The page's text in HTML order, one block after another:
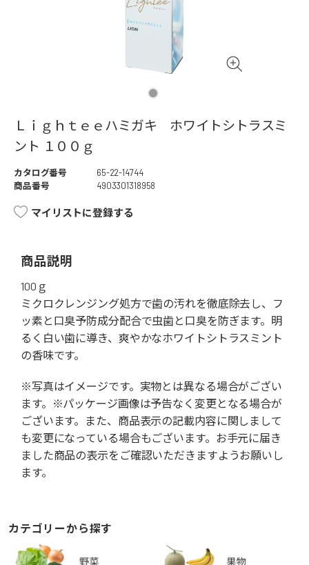
Ｌｉｇｈｔｅｅハミガキ ホワイトシトラスミ
ント １００ｇ
カタログ番号
65-22-14744
商品番号
4903301318958
マイリストに登録する
商品説明
100ｇ
ミクロクレンジング処方で歯の汚れを徹底除去し、フ
ッ素と口臭予防成分配合で虫歯と口臭を防ぎます。明
るく白い歯に導き、爽やかなホワイトシトラスミント
の香味です。
※写真はイメージです。実物とは異なる場合がござい
ます。※パッケージ画像は予告なく変更となる場合が
ございます。また、商品表示の記載内容に関しまして
も変更になっている場合もございます。お手元に届き
ました商品の表示をご確認いただきますようお願いし
ます。
カテゴリーから探す